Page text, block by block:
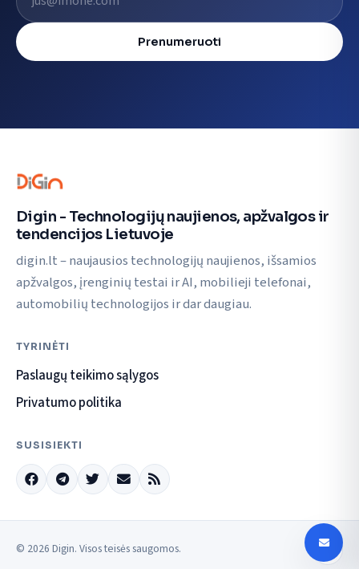
Prenumeruoti
Digin - Technologijų naujienos, apžvalgos ir
tendencijos Lietuvoje
digin.lt – naujausios technologijų naujienos, išsamios
apžvalgos, įrenginių testai ir AI, mobilieji telefonai,
automobilių technologijos ir dar daugiau.
TYRINĖTI
Paslaugų teikimo sąlygos
Privatumo politika
SUSISIEKTI
© 2026 Digin. Visos teisės saugomos.